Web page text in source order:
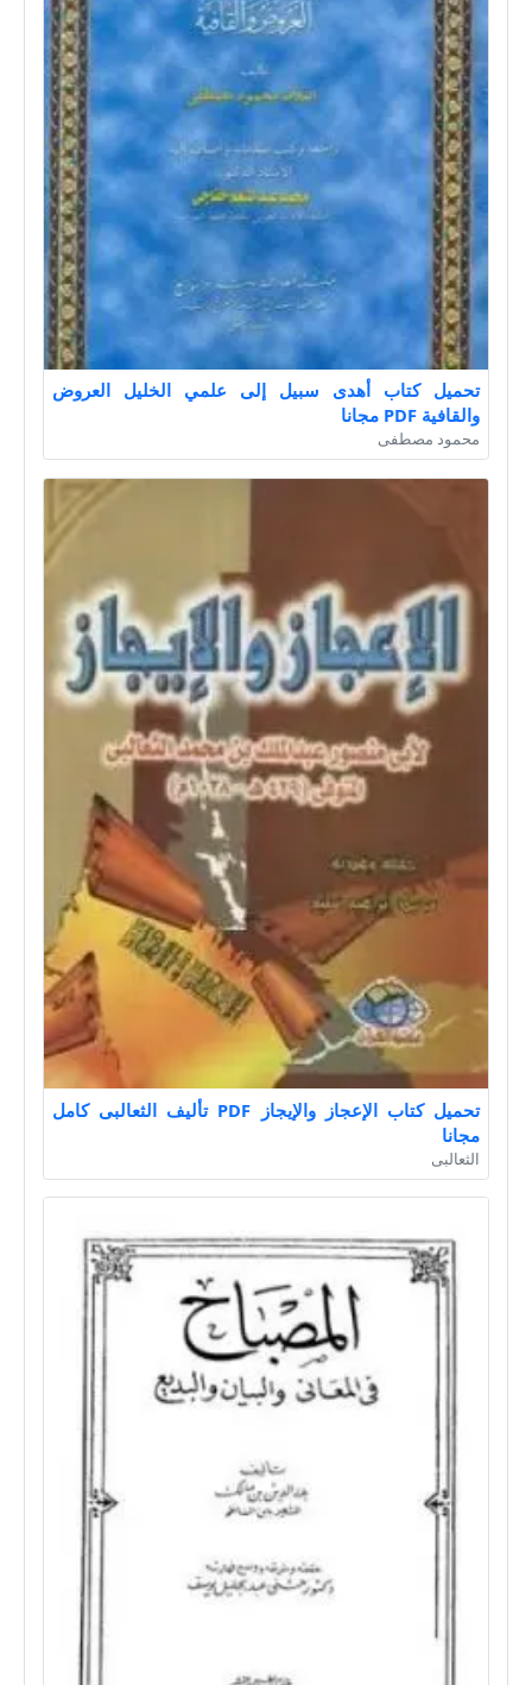
تحميل كتاب أهدى سبيل إلى علمي الخليل العروض
والقافية PDF مجانا
محمود مصطفى
تحميل كتاب الإعجاز والإيجاز PDF تأليف الثعالبى كامل
مجانا
الثعالبى